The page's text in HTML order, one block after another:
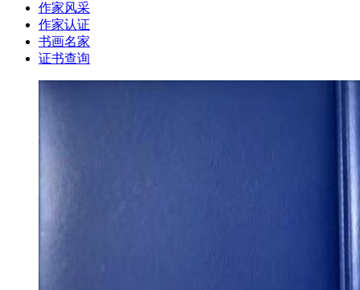
作家风采
作家认证
书画名家
证书查询